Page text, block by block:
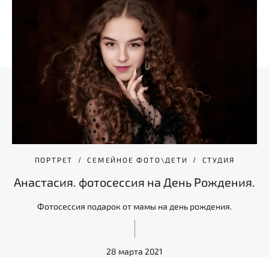
ПОРТРЕТ СЕМЕЙНОЕ ФОТО\ДЕТИ СТУДИЯ
Анастасия. фотосессия на День Рождения.
Фотосессия подарок от мамы на день рождения.
28 марта 2021